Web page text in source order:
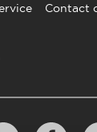
Contact